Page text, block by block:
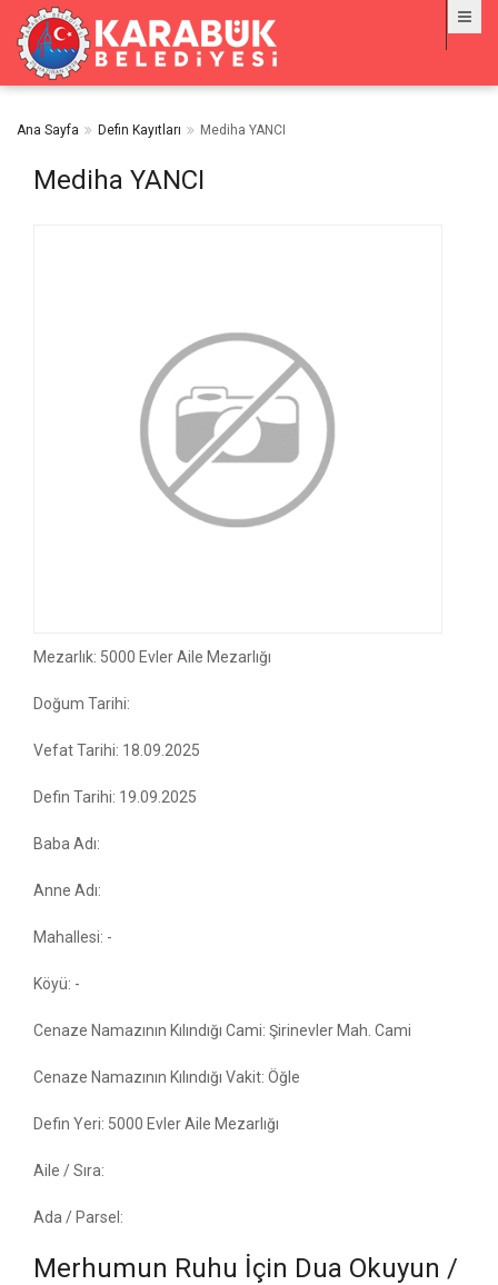
Ana Sayfa Defin Kayıtları Mediha YANCI
Mediha YANCI
Mezarlık: 5000 Evler Aile Mezarlığı
Doğum Tarihi:
Vefat Tarihi: 18.09.2025
Defin Tarihi: 19.09.2025
Baba Adı:
Anne Adı:
Mahallesi: -
Köyü: -
Cenaze Namazının Kılındığı Cami: Şirinevler Mah. Cami
Cenaze Namazının Kılındığı Vakit: Öğle
Defin Yeri: 5000 Evler Aile Mezarlığı
Aile / Sıra:
Ada / Parsel:
Merhumun Ruhu İçin Dua Okuyun /